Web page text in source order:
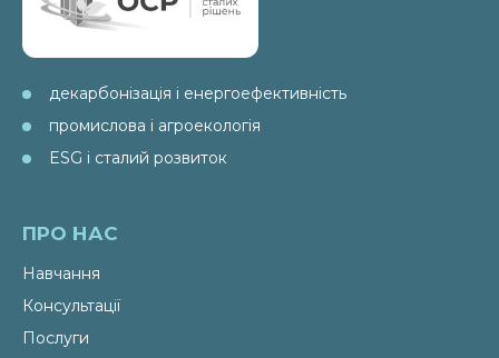
декарбонізація і енергоефективність
промислова і агроекологія
ESG і сталий розвиток
ПРО НАС
Навчання
Консультації
Послуги